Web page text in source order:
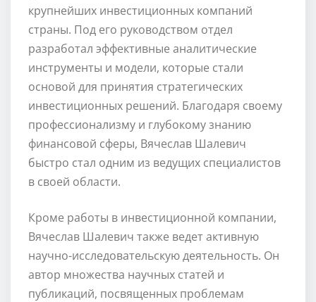
крупнейших инвестиционных компаний
страны. Под его руководством отдел
разработал эффективные аналитические
инструменты и модели, которые стали
основой для принятия стратегических
инвестиционных решений. Благодаря своему
профессионализму и глубокому знанию
финансовой сферы, Вячеслав Шалевич
быстро стал одним из ведущих специалистов
в своей области.
Кроме работы в инвестиционной компании,
Вячеслав Шалевич также ведет активную
научно-исследовательскую деятельность. Он
автор множества научных статей и
публикаций, посвященных проблемам